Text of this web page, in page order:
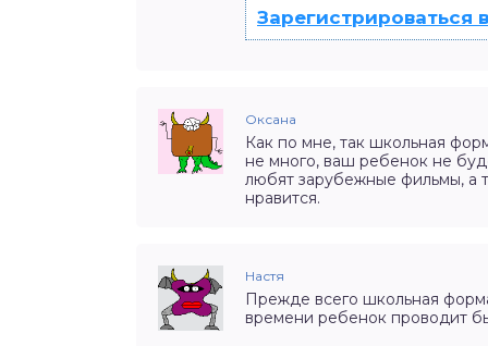
Зарегистрироваться
Оксана
Как по мне, так школьная
не много, ваш ребенок не
любят зарубежные фильмы, а
нравится.
Настя
Прежде всего школьная
времени ребенок проводит